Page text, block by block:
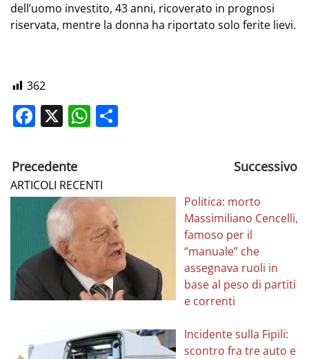
dell’uomo investito, 43 anni, ricoverato in prognosi
riservata, mentre la donna ha riportato solo ferite lievi.
362
Facebook
X WhatsApp
Precedente Successivo
ARTICOLI RECENTI
Politica: morto
Massimiliano Cencelli,
famoso per il
“manuale” che
assegnava ruoli in
base al peso di partiti
e correnti
Incidente sulla Fipili:
scontro fra tre auto e